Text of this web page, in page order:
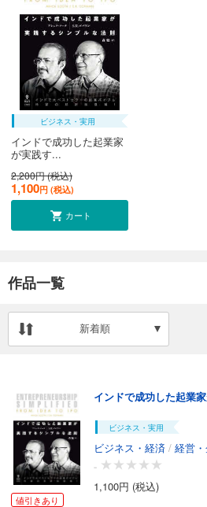
ビジネス・実用
インドで成功した起業家
が実践す...
2,200円 (税込)
1,100円 (税込)
カート
作品一覧
新着順
値引きあり
インドで成功した起業
ビジネス・実用
ビジネス・経済 / 経営
-
1,100円 (税込)